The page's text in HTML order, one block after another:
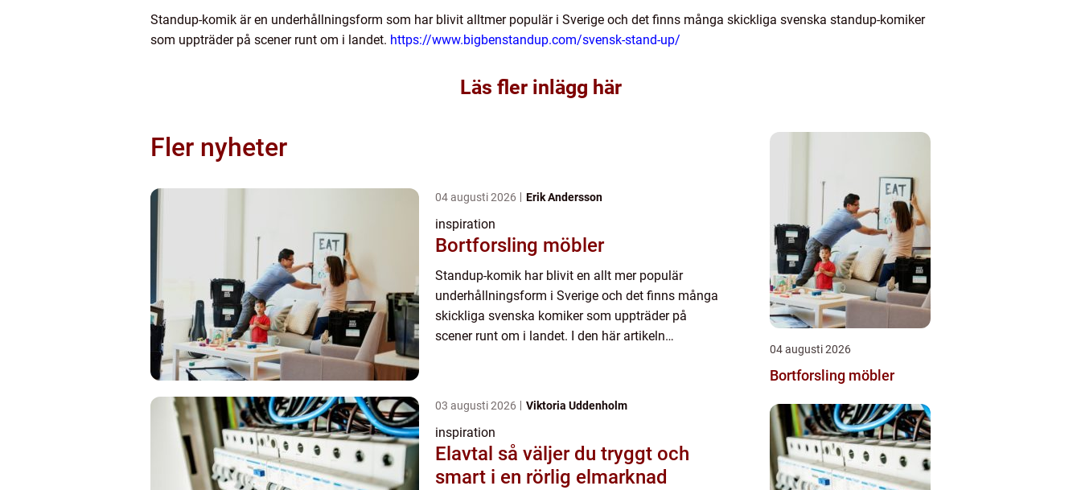
Standup-komik är en underhållningsform som har blivit alltmer populär i Sverige och det finns många skickliga svenska standup-komiker
som uppträder på scener runt om i landet. https://www.bigbenstandup.com/svensk-stand-up/
Läs fler inlägg här
Fler nyheter
04 augusti 2026 Erik Andersson
inspiration
Bortforsling möbler
Standup-komik har blivit en allt mer populär
underhållningsform i Sverige och det finns många
skickliga svenska komiker som uppträder på
scener runt om i landet. I den här artikeln
03 augusti 2026 Viktoria Uddenholm
inspiration
Elavtal så väljer du tryggt och
smart i en rörlig elmarknad
04 augusti 2026
Bortforsling möbler